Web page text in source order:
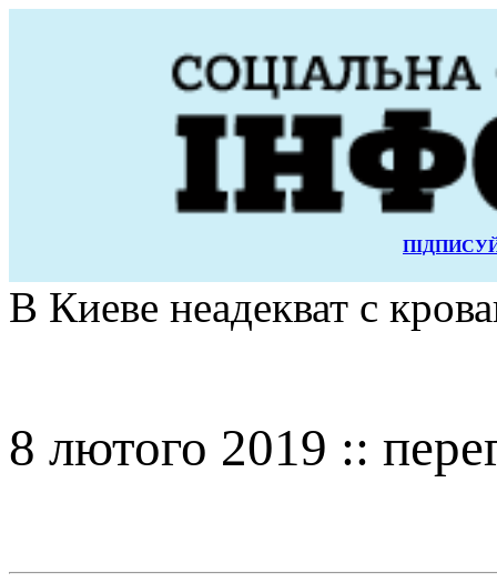
В Киеве неадекват с
8 лютого 2019 ::